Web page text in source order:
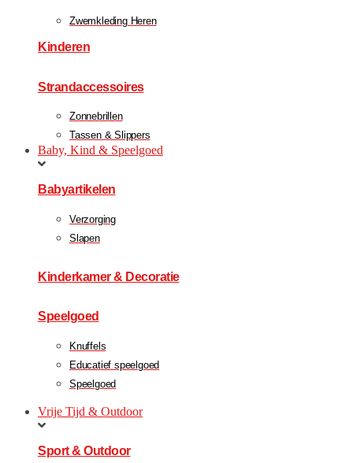
Zwemkleding Heren
Kinderen
Strandaccessoires
Zonnebrillen
Tassen & Slippers
Baby, Kind & Speelgoed
Babyartikelen
Verzorging
Slapen
Kinderkamer & Decoratie
Speelgoed
Knuffels
Educatief speelgoed
Speelgoed
Vrije Tijd & Outdoor
Sport & Outdoor